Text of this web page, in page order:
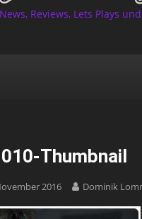
Reviews, Lets Plays
Thumbnail
2016 Dominik